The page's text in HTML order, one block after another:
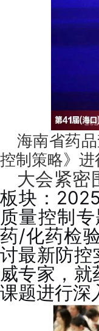
海南省药
控制策略》进
大会紧密
板块：
质量控制
药/化药检
讨最新防控
威专家，
课题进行深